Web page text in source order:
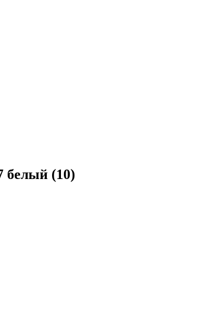
белый (10)